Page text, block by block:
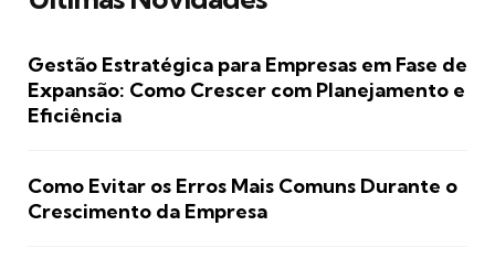
Gestão Estratégica para Empresas em Fase de
Expansão: Como Crescer com Planejamento e
Eficiência
Como Evitar os Erros Mais Comuns Durante o
Crescimento da Empresa